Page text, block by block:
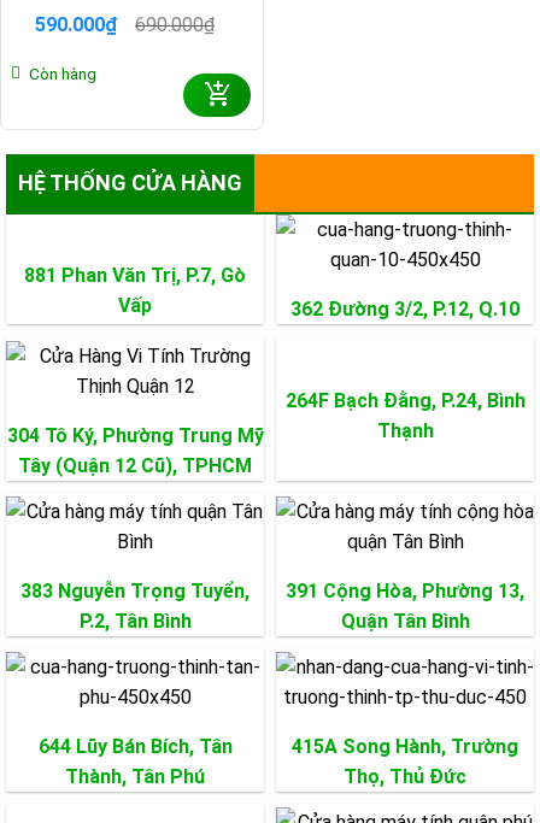
PERFORMANCE FAN
690.000₫
Giá
690.000₫.
590.000₫
Giá
590.000₫.
Còn hàng
HỆ THỐNG CỬA HÀNG
881 Phan Văn Trị, P.7, Gò
Vấp
362 Đường 3/2, P.12, Q.10
304 Tô Ký, Phường Trung Mỹ
Tây (Quận 12 Cũ), TPHCM
264F Bạch Đằng, P.24, Bình
Thạnh
383 Nguyễn Trọng Tuyển,
P.2, Tân Bình
391 Cộng Hòa, Phường 13,
Quận Tân Bình
644 Lũy Bán Bích, Tân
Thành, Tân Phú
415A Song Hành, Trường
Thọ, Thủ Đức